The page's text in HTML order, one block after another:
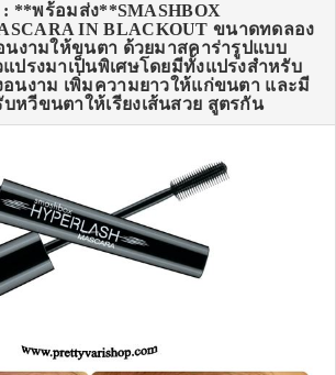
: **พร้อมส่ง**SMASHBOX
IN BLACKOUT ขนาดทดลอง
นงามให้ขนตา ด้วยมาสคาร่ารูปแบบ
ปรงมาเป็นพิเศษโดยมีทั้งแปรงสำหรับ
นงาม เพิ่มความยาวให้แก่ขนตา และมี
หวีขนตาให้เรียงเส้นสวย สูตรกัน